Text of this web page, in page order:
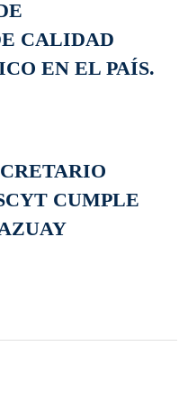
CALIDAD
EN EL PAÍS.
CUMPLE